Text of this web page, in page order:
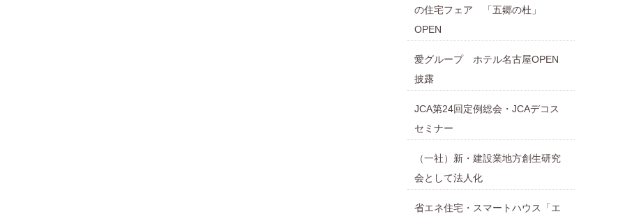
の住宅フェア 「五郷の杜」
OPEN
愛グループ ホテル名古屋OPEN
披露
JCA第24回定例総会・JCAデコス
セミナー
（一社）新・建設業地方創生研究
会として法人化
省エネ住宅・スマートハウス「エ